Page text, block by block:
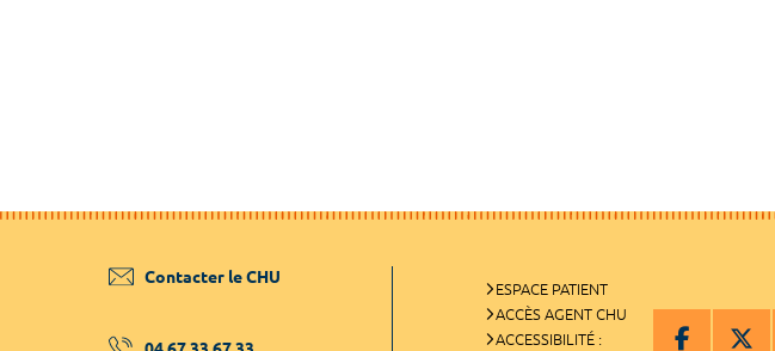
Contacter le CHU
ESPACE PATIENT
ACCÈS AGENT CHU
ACCESSIBILITÉ :